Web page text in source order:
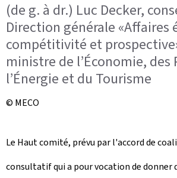
(de g. à dr.) Luc Decker,
Direction générale «Affaires
compétitivité et
ministre de l’Économie, des
l’Énergie et du Tourisme
© MECO
Le Haut comité, prévu par l'accord de
consultatif qui a pour vocation de donner